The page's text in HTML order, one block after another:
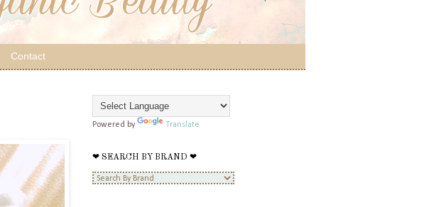
Contact
Powered by Translate
❤ SEARCH BY BRAND ❤